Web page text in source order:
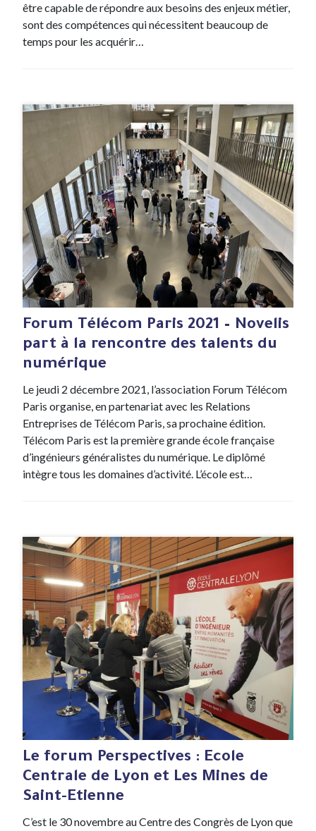
être capable de répondre aux besoins des enjeux métier,
sont des compétences qui nécessitent beaucoup de
temps pour les acquérir…
#Evenement
2 Dec , 2021
Forum Télécom Paris 2021 – Novelis
part à la rencontre des talents du
numérique
Le jeudi 2 décembre 2021, l’association Forum Télécom
Paris organise, en partenariat avec les Relations
Entreprises de Télécom Paris, sa prochaine édition.
Télécom Paris est la première grande école française
d’ingénieurs généralistes du numérique. Le diplômé
intègre tous les domaines d’activité. L’école est…
#Evenement
30 Nov , 2021
Le forum Perspectives : Ecole
Centrale de Lyon et Les Mines de
Saint-Etienne
C’est le 30 novembre au Centre des Congrès de Lyon que